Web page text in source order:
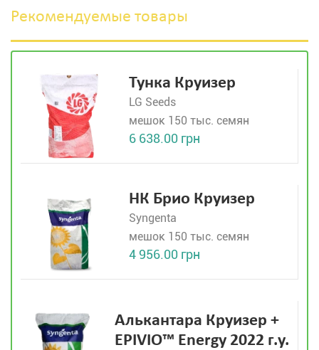
Рекомендуемые товары
Тунка Круизер
LG Seeds
мешок 150 тыс. семян
6 638.00 грн
НК Брио Круизер
Syngenta
мешок 150 тыс. семян
4 956.00 грн
Алькантара Круизер +
EPIVIO™ Energy 2022 г.у.